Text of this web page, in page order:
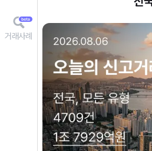
거래사례